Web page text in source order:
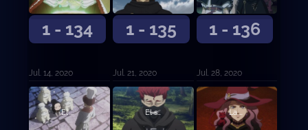
1 - 134
Jul. 14, 2020
1 - 135
Jul. 21, 2020
1 - 136
Jul. 28, 2020
El hambre centenaria de Charmy y la soledad milenaria de Gordon El sucesor de Zara La bruja vuelve a casa